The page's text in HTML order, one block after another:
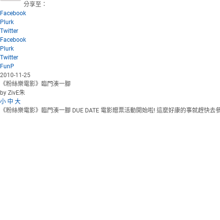
分享至：
Facebook
Plurk
Twitter
Facebook
Plurk
Twitter
FunP
2010-11-25
《粉絲樂電影》臨門湊一腳
by ZivE朱
小 中 大
《粉絲樂電影》臨門湊一腳 DUE DATE 電影贈票活動開始啦! 這麼好康的事就趕快去